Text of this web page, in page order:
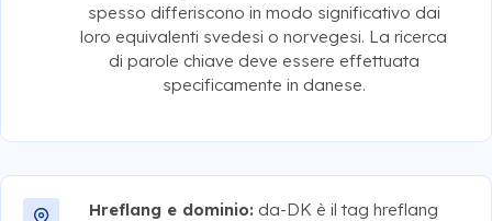
spesso differiscono in modo significativo dai
loro equivalenti svedesi o norvegesi. La ricerca
di parole chiave deve essere effettuata
specificamente in danese.
Hreflang e dominio: da-DK è il tag hreflang